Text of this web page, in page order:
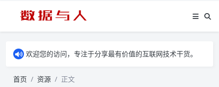
欢迎您的访问，专注于分享最有价值的互联网技术干货。
首页 资源 正文